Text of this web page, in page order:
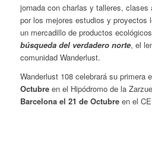
jornada con charlas y talleres, clases
por los mejores estudios y proyectos
un mercadillo de productos
búsqueda del verdadero norte, el
comunidad Wanderlust.
Wanderlust 108 celebrará su primera
Octubreen el Hipódromo de la
Barcelona el 21 de Octubreen el